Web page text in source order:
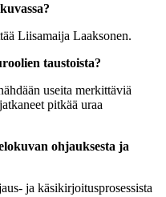
Liisamaija Laaksonen.
taustoista?
useita merkittäviä
pitkää uraa
ohjauksesta ja
ja käsikirjoitusprosessista